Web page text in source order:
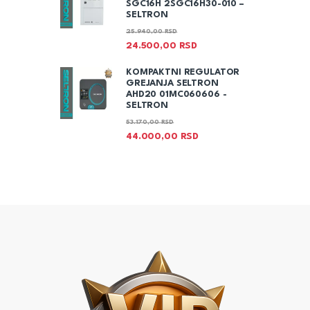
SGC16H 2SGC16H30-010 –
SELTRON
24.500,00 RSD
25.940,00RSD
KOMPAKTNI REGULATOR
GREJANJA SELTRON
AHD20 01MC060606 -
SELTRON
44.000,00 RSD
53.170,00RSD